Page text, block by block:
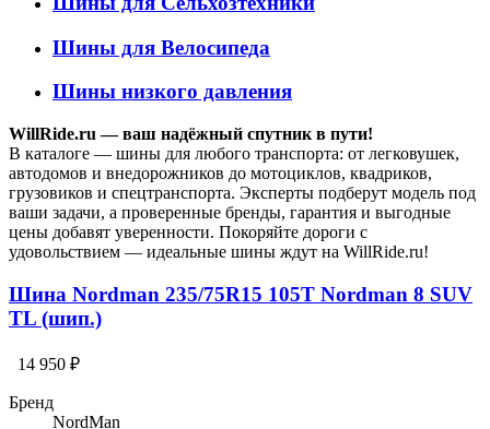
Шины для Велосипеда
Шины низкого давления
WillRide.ru — ваш надёжный спутник в пути!
В каталоге — шины для любого транспорта: от легковушек,
автодомов и внедорожников до мотоциклов, квадриков,
грузовиков и спецтранспорта. Эксперты подберут модель под
ваши задачи, а проверенные бренды, гарантия и выгодные
цены добавят уверенности. Покоряйте дороги с
удовольствием — идеальные шины ждут на WillRide.ru!
Шина Nordman 235/75R15 105T Nordman 8 SUV
TL (шип.)
14 950 ₽
Бренд
NordMan